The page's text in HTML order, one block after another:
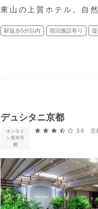
東山の上質ホテル、自
駅徒歩5分以内 宿泊施設有り
デュシタニ京都
オンライ
ン見学可
能
口コミ
3.6 京